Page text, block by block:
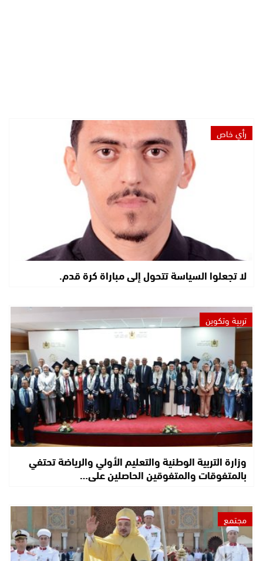
رأي خاص
لا تجعلوا السياسة تتحول إلى مباراة كرة قدم.
تربية وتكوين
وزارة التربية الوطنية والتعليم الأولي والرياضة تحتفي
بالمتفوقات والمتفوقين الحاصلين على…
مجتمع